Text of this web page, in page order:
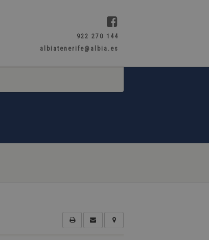
922 270 144
albiatenerife@albia.es